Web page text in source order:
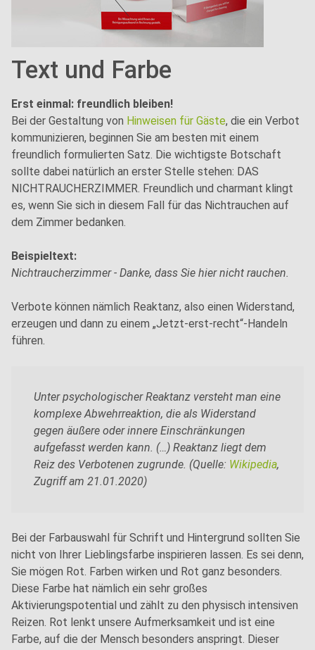
Text und Farbe
Erst einmal: freundlich bleiben!
Bei der Gestaltung von Hinweisen für Gäste, die ein Verbot
kommunizieren, beginnen Sie am besten mit einem
freundlich formulierten Satz. Die wichtigste Botschaft
sollte dabei natürlich an erster Stelle stehen: DAS
NICHTRAUCHERZIMMER. Freundlich und charmant klingt
es, wenn Sie sich in diesem Fall für das Nichtrauchen auf
dem Zimmer bedanken.
Beispieltext:
Nichtraucherzimmer - Danke, dass Sie hier nicht rauchen.
Verbote können nämlich Reaktanz, also einen Widerstand,
erzeugen und dann zu einem „Jetzt-erst-recht“-Handeln
führen.
Unter psychologischer Reaktanz versteht man eine
komplexe Abwehrreaktion, die als Widerstand
gegen äußere oder innere Einschränkungen
aufgefasst werden kann. (…) Reaktanz liegt dem
Reiz des Verbotenen zugrunde. (Quelle: Wikipedia,
Zugriff am 21.01.2020)
Bei der Farbauswahl für Schrift und Hintergrund sollten Sie
nicht von Ihrer Lieblingsfarbe inspirieren lassen. Es sei denn,
Sie mögen Rot. Farben wirken und Rot ganz besonders.
Diese Farbe hat nämlich ein sehr großes
Aktivierungspotential und zählt zu den physisch intensiven
Reizen. Rot lenkt unsere Aufmerksamkeit und ist eine
Farbe, auf die der Mensch besonders anspringt. Dieser